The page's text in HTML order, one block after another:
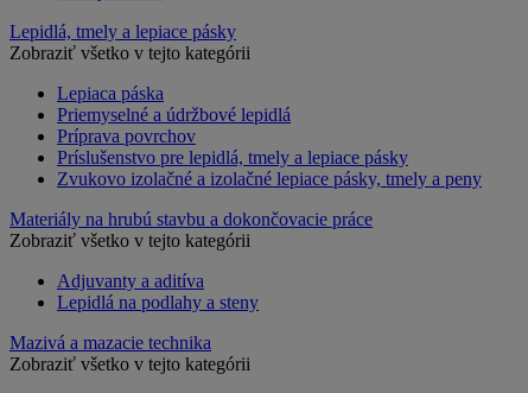
Lepidlá, tmely a lepiace pásky
Zobraziť všetko v tejto kategórii
Lepiaca páska
Priemyselné a údržbové lepidlá
Príprava povrchov
Príslušenstvo pre lepidlá, tmely a lepiace pásky
Zvukovo izolačné a izolačné lepiace pásky, tmely a peny
Materiály na hrubú stavbu a dokončovacie práce
Zobraziť všetko v tejto kategórii
Adjuvanty a aditíva
Lepidlá na podlahy a steny
Mazivá a mazacie technika
Zobraziť všetko v tejto kategórii